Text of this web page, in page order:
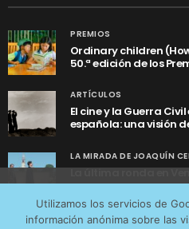
PREMIOS
Ordinary children
50.ª edición de los
ARTÍCULOS
El cine y la Guerra
española: una visión
LA MIRADA DE JOAQUÍN
La última ronda en
Utilizamos los servicios de
información anónima sobre las
tráfico web que recibimos y